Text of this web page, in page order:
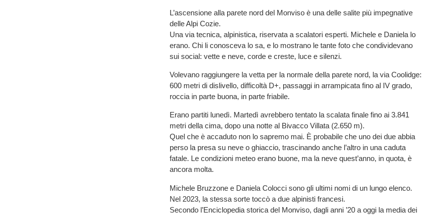
L’ascensione alla parete nord del Monviso è una delle salite più impegnative
delle Alpi Cozie.
Una via tecnica, alpinistica, riservata a scalatori esperti. Michele e Daniela lo
erano. Chi li conosceva lo sa, e lo mostrano le tante foto che condividevano
sui social: vette e neve, corde e creste, luce e silenzi.
Volevano raggiungere la vetta per la normale della parete nord, la via Coolidge:
600 metri di dislivello, difficoltà D+, passaggi in arrampicata fino al IV grado,
roccia in parte buona, in parte friabile.
Erano partiti lunedì. Martedì avrebbero tentato la scalata finale fino ai 3.841
metri della cima, dopo una notte al Bivacco Villata (2.650 m).
Quel che è accaduto non lo sapremo mai. È probabile che uno dei due abbia
perso la presa su neve o ghiaccio, trascinando anche l’altro in una caduta
fatale. Le condizioni meteo erano buone, ma la neve quest’anno, in quota, è
ancora molta.
Michele Bruzzone e Daniela Colocci sono gli ultimi nomi di un lungo elenco.
Nel 2023, la stessa sorte toccò a due alpinisti francesi.
Secondo l’Enciclopedia storica del Monviso, dagli anni ’20 a oggi la media dei